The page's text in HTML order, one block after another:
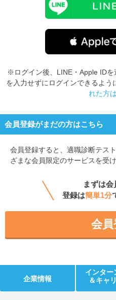
※ログイン後、LINE・Apple ID
を入力せずにログインできるよう
れた方
会員登録がまだの方はこちら
会員登録すると、 適職診断テス
ざまな会員限定のサービスを受
まずは会
登録は簡単1分
会
企業情報
インター
＆キャ